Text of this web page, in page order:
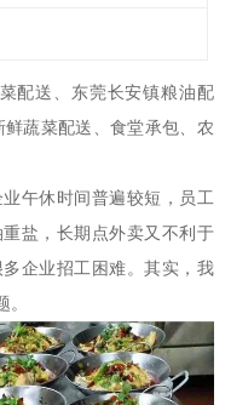
配送、东莞长安镇粮油配
蔬菜配送、食堂承包、农
午休时间普遍较短，员工
盐，长期点外卖又不利于
企业招工困难。其实，我